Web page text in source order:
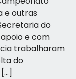
e outras
do
e com
trabalharam
do